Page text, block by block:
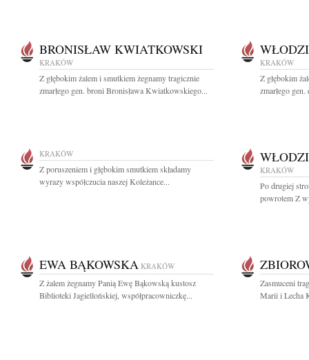
BRONISŁAW KWIATKOWSKI
KRAKÓW
Z głębokim żalem i smutkiem żegnamy tragicznie
zmarłego gen. broni Bronisława Kwiatkowskiego...
KRAKÓW
Z głębokim
zmarłego
KRAKÓW
Z poruszeniem i głębokim smutkiem składamy
wyrazy współczucia naszej Koleżance...
KRAKÓW
Po drugiej
powrotem Z
EWA BĄKOWSKA KRAKÓW
Z żalem żegnamy Panią Ewę Bąkowską kustosz
Biblioteki Jagiellońskiej, współpracowniczkę...
Zasmuceni
Marii i Lecha